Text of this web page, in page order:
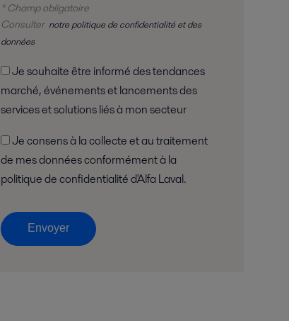
* Champ obligatoire
Consulter notre politique de confidentialité et des
données
Je souhaite être informé des tendances
marché, événements et lancements des
services et solutions liés à mon secteur
Je consens à la collecte et au traitement
de mes données conformément à la
politique de confidentialité d'Alfa Laval.
Envoyer